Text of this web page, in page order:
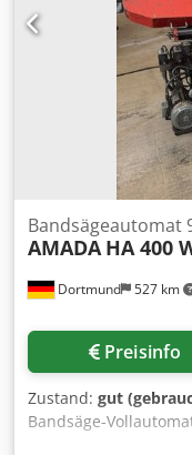
C1500.
Ort ist möglich.
Dortmund 527 km
Bandsägeautomat
AMADA HA 400
Preisinfo
Zustand: gut
Bandsäge-
Schneidleistung 90°